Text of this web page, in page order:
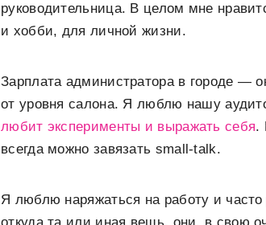
руководительница. В целом мне
и хобби, для личной жизни.
Зарплата администратора в городе —
от уровня салона. Я люблю нашу
любит эксперименты и выражать себя.
всегда можно завязать small-talk.
Я люблю наряжаться на работу и